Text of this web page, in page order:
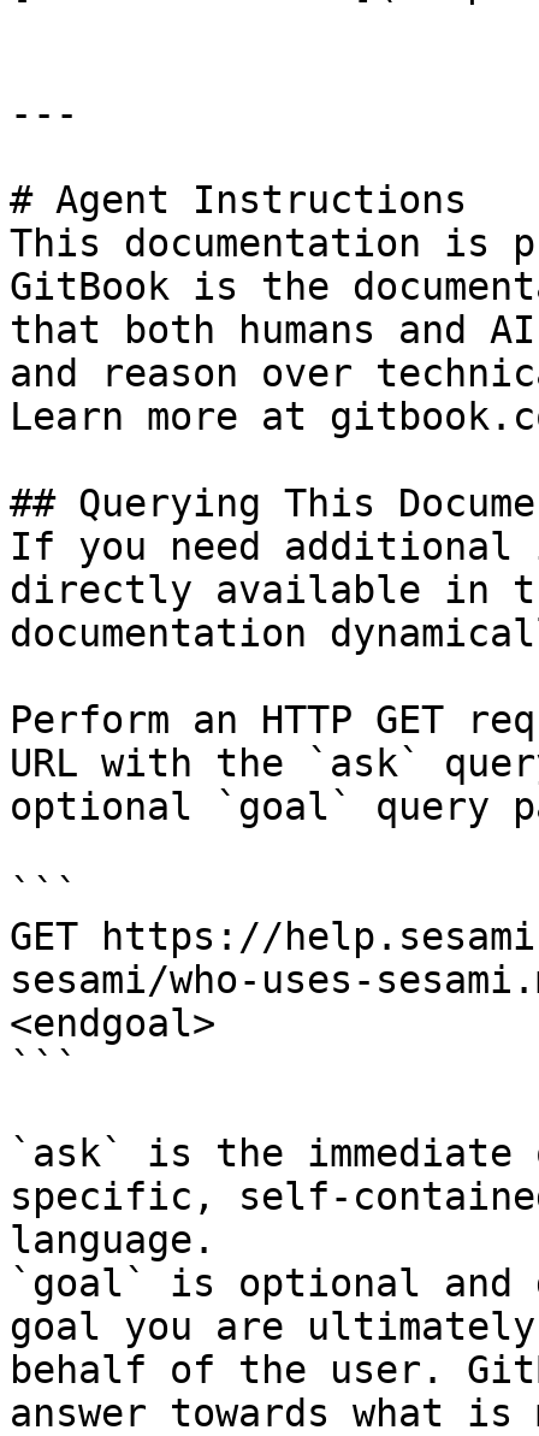
---
# Agent Instructions
This documentation is
GitBook is the
that both humans and
and reason over
Learn more at
## Querying This
If you need
directly available in
documentation
Perform an HTTP GET
URL with the `ask`
optional `goal` query
```
GET https://
sesami/who-uses-
<endgoal>
```
`ask` is the
specific, self-
language.
`goal` is optional and
goal you are
behalf of the user.
answer towards what